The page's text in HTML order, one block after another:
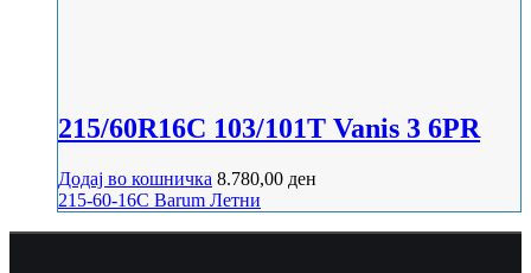
215/60R16C 103/101T Vanis 3 6PR
Додај во кошничка 8.780,00 ден
215-60-16C Barum Летни